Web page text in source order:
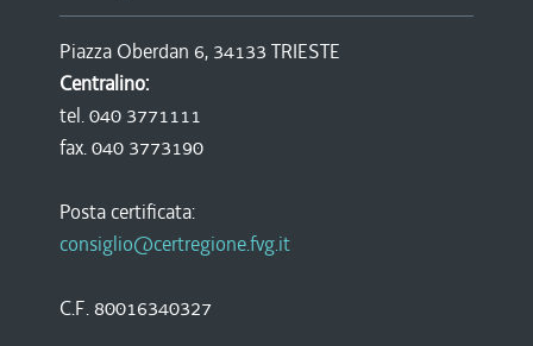
Piazza Oberdan 6, 34133 TRIESTE
Centralino:
tel. 040 3771111
fax. 040 3773190
Posta certificata:
consiglio@certregione.fvg.it
C.F. 80016340327